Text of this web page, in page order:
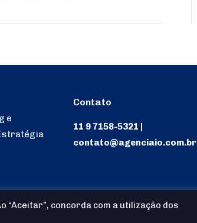
e
Contato
11 9 7158-5321 |
contato@agenciaio.com.br
“Aceitar”, concorda com a utilização dos